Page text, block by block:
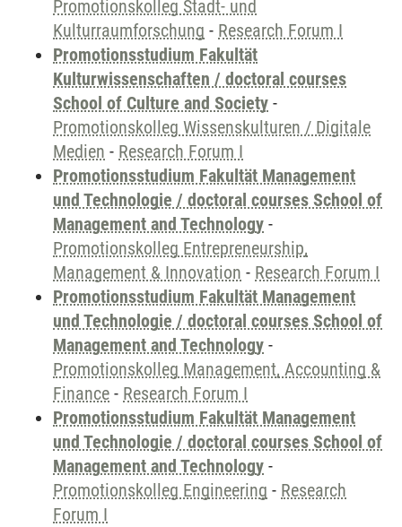
Promotionskolleg Stadt- und
Kulturraumforschung - Research Forum I
Promotionsstudium Fakultät
Kulturwissenschaften / doctoral courses
School of Culture and Society -
Promotionskolleg Wissenskulturen / Digitale
Medien - Research Forum I
Promotionsstudium Fakultät Management
und Technologie / doctoral courses School of
Management and Technology -
Promotionskolleg Entrepreneurship,
Management & Innovation - Research Forum I
Promotionsstudium Fakultät Management
und Technologie / doctoral courses School of
Management and Technology -
Promotionskolleg Management, Accounting &
Finance - Research Forum I
Promotionsstudium Fakultät Management
und Technologie / doctoral courses School of
Management and Technology -
Promotionskolleg Engineering - Research
Forum I